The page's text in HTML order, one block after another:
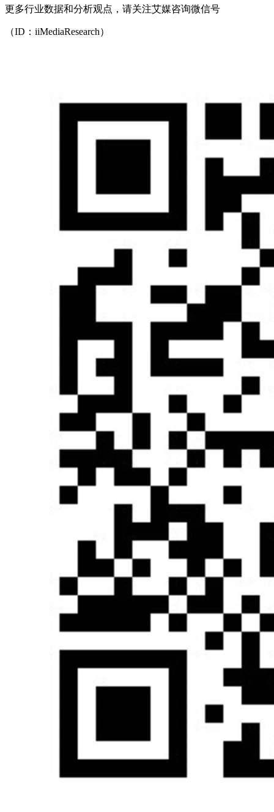
更多行业数据和分析观点，请关注艾媒咨询微信号
（ID：iiMediaResearch）